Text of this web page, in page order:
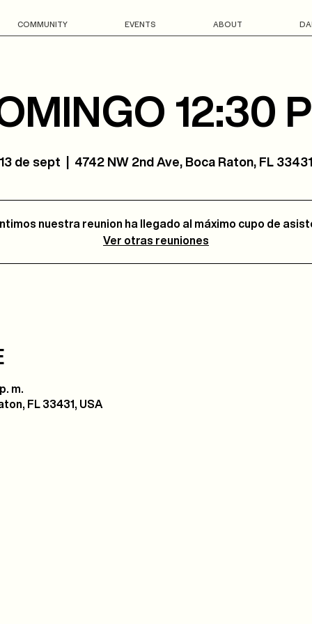
COMMUNITY EVENTS ABOUT
12:30
de sept
  |
4742 NW 2nd Ave, Boca Raton, FL
nuestra reunion ha llegado al máximo cupo de
Ver otras reuniones
m.
FL 33431, USA